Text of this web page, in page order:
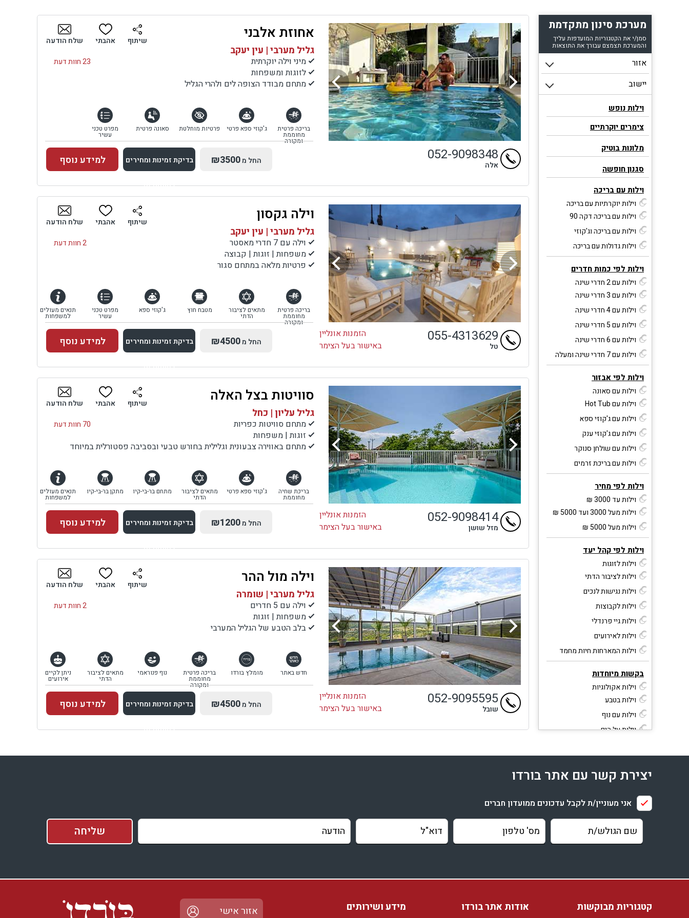
מערכת סינון מתקדמת
סמן/י את הקטגוריות המועדפות עליך
והמערכת תצמצם עבורך את התוצאות
וילות נופש
צימרים יוקרתיים
מלונות בוטיק
סגנון חופשה
וילות עם בריכה
וילות יוקרתיות עם בריכה
וילות עם בריכה דקה 90
וילות עם בריכה וג'קוזי
וילות גדולות עם בריכה
וילות לפי כמות חדרים
וילות עם 2 חדרי שינה
וילות עם 3 חדרי שינה
וילות עם 4 חדרי שינה
וילות עם 5 חדרי שינה
וילות עם 6 חדרי שינה
וילות עם 7 חדרי שינה ומעלה
וילות לפי אבזור
וילות עם סאונה
וילות עם Hot Tub
וילות עם ג'קוזי ספא
וילות עם ג'קוזי ענק
וילות עם שולחן סנוקר
וילות עם בריכת זרמים
וילות לפי מחיר
וילות עד 3000 ₪
וילות מעל 3000 ועד 5000 ₪
וילות מעל 5000 ₪
וילות לפי קהל יעד
וילות לזוגות
וילות לציבור הדתי
וילות נגישות לנכים
וילות לקבוצות
וילות גיי פרנדלי
וילות לאירועים
וילות המארחות חיות מחמד
בקשות מיוחדות
וילות אקולוגיות
וילות בטבע
וילות עם נוף
וילות על הים
וילות עם ספא וטיפולים
וילות ייחודיות
קטגוריות נוספות
וילות יוקרתיות במרכז
וילות יוקרתיות בצפון
אחוזת אלבני
גליל מערבי | עין יעקב
23 חוות דעת
מיני וילה יוקרתית
לזוגות ומשפחות
מתחם מבודד הצופה לים ולהרי הגליל
שיתוף אהבתי שלח הודעה
בריכה פרטית
מחוממת
ומקורה
ג'קוזי ספא פרטי פרטיות מוחלטת סאונה פרטית מפרט טכני
עשיר
052-9098348
אלה החל מ₪3500 בדיקת זמינות ומחירים
למתחם זה
בדיקת זמינות ומחירים
למידע נוסף
וילה גקסון
גליל מערבי | עין יעקב
2 חוות דעת
וילה עם 7 חדרי מאסטר
משפחות | זוגות | קבוצה
פרטיות מלאה במתחם סגור
שיתוף אהבתי שלח הודעה
בריכה פרטית
מחוממת
ומקורה
מתאים לציבור
הדתי
מטבח חוץ ג'קוזי ספא מפרט טכני
עשיר
תנאים מעולים
למשפחות
הזמנות אונליין
באישור בעל הצימר
055-4313629
טל החל מ₪4500 בדיקת זמינות ומחירים
למתחם זה
בדיקת זמינות ומחירים
למידע נוסף
סוויטות בצל האלה
גליל עליון | כחל
70 חוות דעת
מתחם סוויטות כפריות
זוגות | משפחות
מתחם באווירה צבעונית וגלילית בחורש טבעי ובסביבה פסטורלית במיוחד
שיתוף אהבתי שלח הודעה
בריכת שחיה
מחוממת
ג'קוזי ספא פרטי מתאים לציבור
הדתי
מתחם בר-בי-קיו מתקן בר-בי-קיו תנאים מעולים
למשפחות
הזמנות אונליין
באישור בעל הצימר
052-9098414
מזל שושן החל מ₪1200 בדיקת זמינות ומחירים
למתחם זה
בדיקת זמינות ומחירים
למידע נוסף
וילה מול ההר
גליל מערבי | שומרה
2 חוות דעת
וילה עם 5 חדרים
משפחות | זוגות
בלב הטבע של הגליל המערבי
שיתוף אהבתי שלח הודעה
חדש באתר מומלץ בורדו בריכה פרטית
מחוממת
ומקורה
נוף פנוראמי מתאים לציבור
הדתי
ניתן לקיים
אירועים
הזמנות אונליין
באישור בעל הצימר
052-9095595
שובל החל מ₪4500 בדיקת זמינות ומחירים
למתחם זה
בדיקת זמינות ומחירים
למידע נוסף
יצירת קשר עם אתר בורדו
אני מעוניין/ת לקבל עדכונים ממועדון חברים
קטגוריות מבוקשות אודות אתר בורדו מידע ושירותים אזור אישי